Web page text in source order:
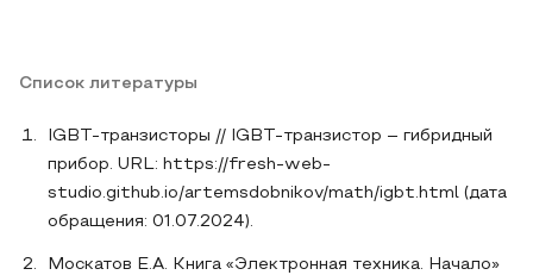
Список литературы
IGBT-транзисторы // IGBT-транзистор – гибридный
прибор. URL: https://fresh-web-
studio.github.io/artemsdobnikov/math/igbt.html (дата
обращения: 01.07.2024).
Москатов Е.А. Книга «Электронная техника. Начало»